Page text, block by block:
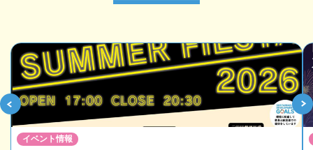
イベント情報